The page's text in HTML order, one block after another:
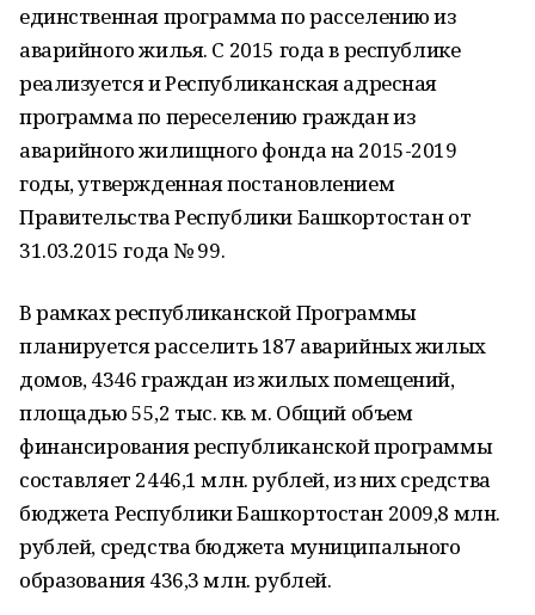
единственная программа по расселению из
аварийного жилья. С 2015 года в республике
реализуется и Республиканская адресная
программа по переселению граждан из
аварийного жилищного фонда на 2015-2019
годы, утвержденная постановлением
Правительства Республики Башкортостан от
31.03.2015 года № 99.
В рамках республиканской Программы
планируется расселить 187 аварийных жилых
домов, 4346 граждан из жилых помещений,
площадью 55,2 тыс. кв. м. Общий объем
финансирования республиканской программы
составляет 2446,1 млн. рублей, из них средства
бюджета Республики Башкортостан 2009,8 млн.
рублей, средства бюджета муниципального
образования 436,3 млн. рублей.